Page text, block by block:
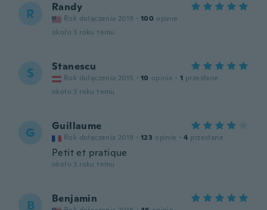
R Randy
Rok dołączenia 2019 · 100 opinie
około 3 roku temu
S Stanescu
Rok dołączenia 2015 · 10 opinie · 1 przesłane
około 3 roku temu
G Guillaume
Rok dołączenia 2019 · 123 opinie · 4 przesłane
Petit et pratique
około 3 roku temu
B Benjamin